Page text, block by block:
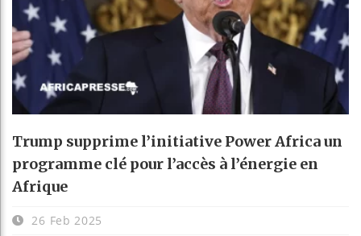
Trump supprime l’initiative Power Africa un
programme clé pour l’accès à l’énergie en
Afrique
26 Feb 2025